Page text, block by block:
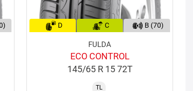
D C B (70)
FULDA
ECO CONTROL
145/65 R 15 72T
TL